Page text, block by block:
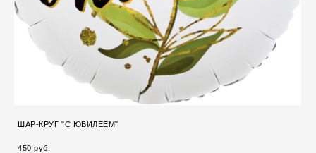
ШАР-КРУГ "С ЮБИЛЕЕМ"
450 pуб.